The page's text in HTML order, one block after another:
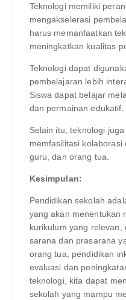
Teknologi memiliki
mengakselerasi
harus memanfaatkan
meningkatkan kualitas
Teknologi dapat
pembelajaran lebih
Siswa dapat belajar
dan permainan edukatif.
Selain itu, teknologi
memfasilitasi kolaborasi
guru, dan orang tua.
Kesimpulan:
Pendidikan sekolah
yang akan menentukan
kurikulum yang
sarana dan prasarana
orang tua, pendidikan
evaluasi dan
teknologi, kita dapat
sekolah yang mampu